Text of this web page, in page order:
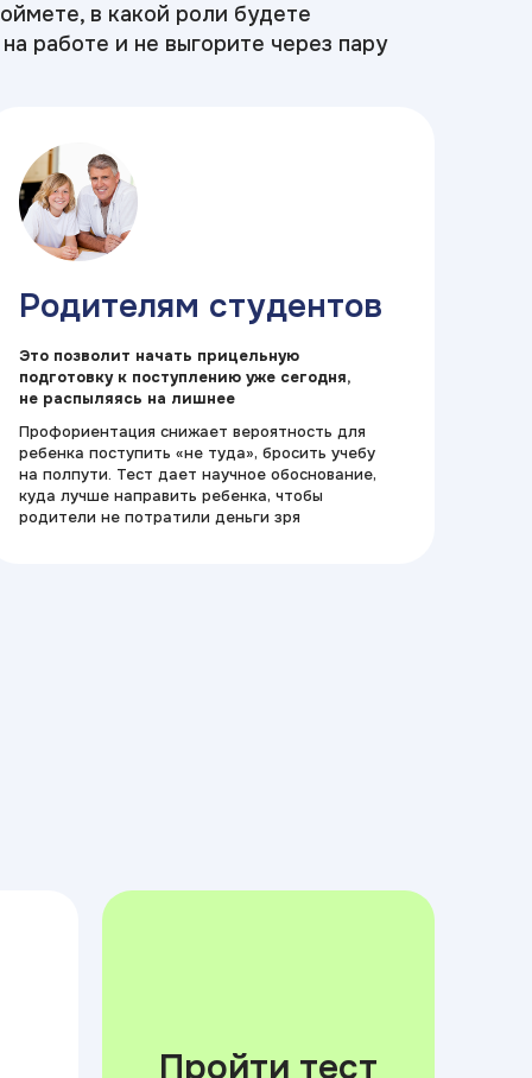
в какой роли будете
работе и не выгорите через пару
Родителям студентов
Профориентация снижает вероятность для
ребенка поступить «не туда», бросить учебу
на полпути. Тест дает научное обоснование,
куда лучше направить ребенка, чтобы
родители не потратили деньги зря
Это позволит начать прицельную
подготовку к поступлению уже сегодня,
не распыляясь на лишнее
Пройти тест